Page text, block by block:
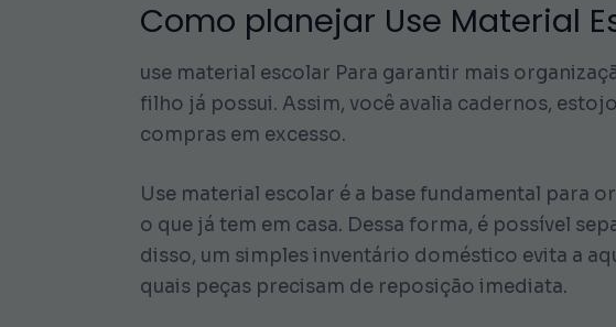
Como planejar Use Material
use material escolar Para garantir mais
filho já possui. Assim, você avalia cadernos,
compras em excesso.
Use material escolar é a base fundamental para
o que já tem em casa. Dessa forma, é possível
disso, um simples inventário doméstico evita a
quais peças precisam de reposição imediata.